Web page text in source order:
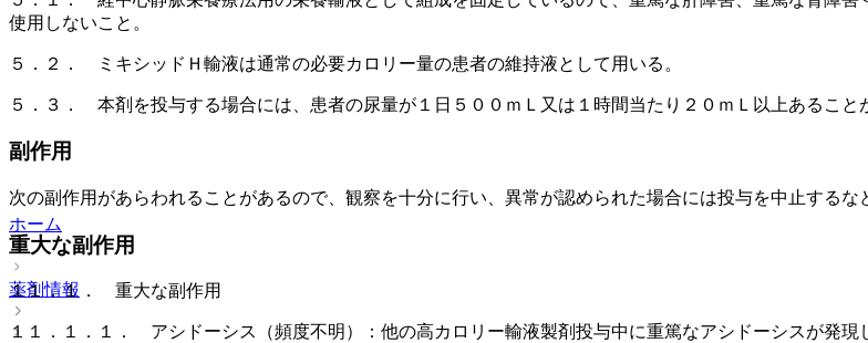
使用しないこと。
５．２． ミキシッドＨ輸液は通常の必要カロリー量の患者の維持液として用いる。
５．３． 本剤を投与する場合には、患者の尿量が１日５００ｍＬ又は１時間当たり２０ｍＬ以上あること
副作用
次の副作用があらわれることがあるので、観察を十分に行い、異常が認められた場合には投与を中止するな
重大な副作用
１１．１． 重大な副作用
１１．１．１． アシドーシス（頻度不明）：他の高カロリー輸液製剤投与中に重篤なアシドーシスが発
ホーム
薬剤情報